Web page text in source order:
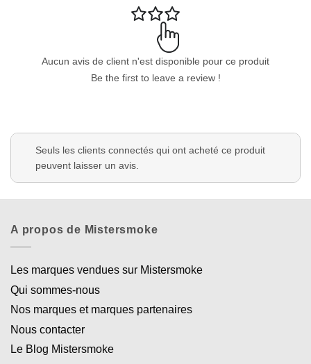
Aucun avis de client n'est disponible pour ce produit
Be the first to leave a review !
Seuls les clients connectés qui ont acheté ce produit
peuvent laisser un avis.
A propos de Mistersmoke
Les marques vendues sur Mistersmoke
Qui sommes-nous
Nos marques et marques partenaires
Nous contacter
Le Blog Mistersmoke
Appliquer les filtres